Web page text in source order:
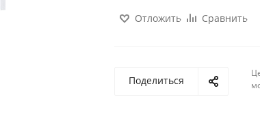
Отложить Сравнить
Поделиться